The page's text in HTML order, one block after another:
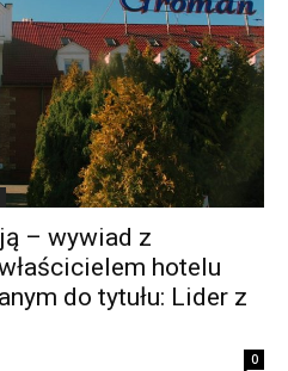
– wywiad z
hotelu
do tytułu: Lider z
0